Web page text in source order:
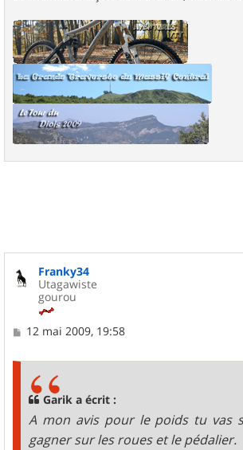
Franky34
Utagawiste
gourou
M12 mai 2009, 19:58
Garik a écrit :
A mon avis pour le poids tu vas
gagner sur les roues et le pédalier.